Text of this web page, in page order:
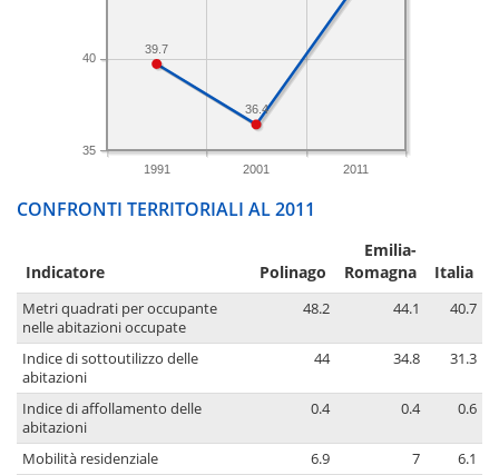
1991 2001 2011
35
40
36.4
39.7
CONFRONTI TERRITORIALI AL 2011
Indicatore Polinago
Emilia-
Romagna
Italia
Metri quadrati per occupante
nelle abitazioni occupate
48.2 44.1 40.7
Indice di sottoutilizzo delle
abitazioni
44 34.8 31.3
Indice di affollamento delle
abitazioni
0.4 0.4 0.6
Mobilità residenziale 6.9 7 6.1